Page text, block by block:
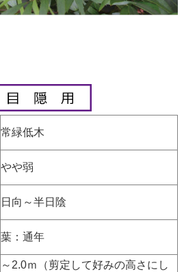
常緑低木
やや弱
日向～半日陰
葉：通年
～2.0ｍ（剪定して好みの高さにし